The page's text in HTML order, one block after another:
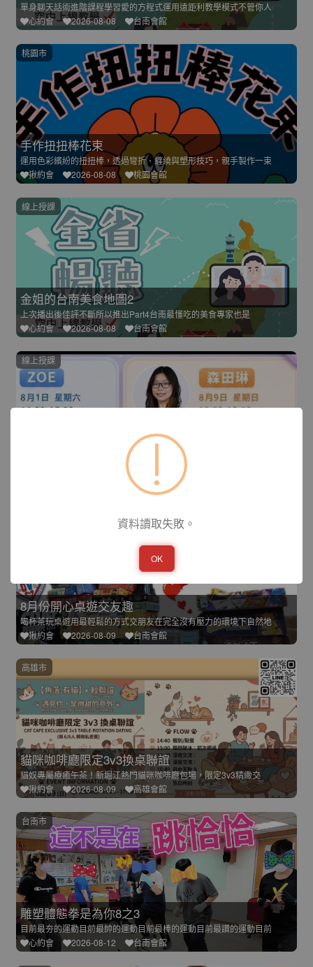
單身聊天話術進階課程學習愛的方程式運用遠距利教學模式不管你人
心約會
2026-08-08 台南會館
手作扭扭棒花束
運用色彩繽紛的扭扭棒，透過彎折、纏繞與塑形技巧，親手製作一束
揪約會
2026-08-08 桃園會館
桃園市
金姐的台南美食地圖2
上次播出後佳評不斷所以推出Part4台南最懂吃的美食專家也是
心約會
2026-08-08 台南會館
線上授課
愛情策略學l森田琳老師
線上愛情講座有助於單身朋友在感情路上的徬徨經驗豐富的講師群在
台南會館
線上授課
8月份開心桌遊交友趣
喝杯茶玩桌遊用最輕鬆的方式交朋友在完全沒有壓力的環境下自然地
揪約會
2026-08-09 台南會館
貓咪咖啡廳限定3v3換桌聯誼
貓奴專屬療癒午茶！新堀江熱門貓咪咖啡廳包場，限定3v3精緻交
揪約會
2026-08-09 高雄會館
高雄市
雕塑體態拳是為你8之3
目前最夯的運動目前最帥的運動目前最棒的運動目前最讚的運動目前
心約會
2026-08-12 台南會館
台南市
資料讀取失敗。
OK